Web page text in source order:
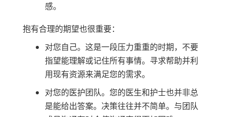
感。
抱有合理的期望也很重要：
对您自己。这是一段压力重重的时期，不要
指望能理解或记住所有事情。寻求帮助并利
用现有资源来满足您的需求。
对您的医护团队。您的医生和护士也并非总
是能给出答案。决策往往并不简单。与团队